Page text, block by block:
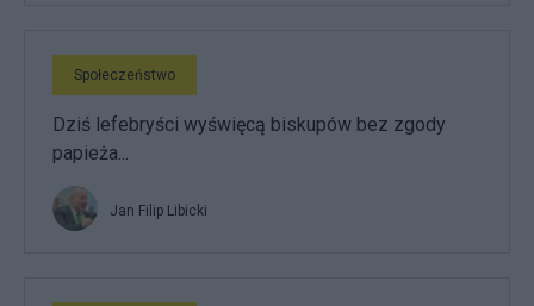
Społeczeństwo
Dziś lefebryści wyświęcą biskupów bez zgody
papieża...
Jan Filip Libicki